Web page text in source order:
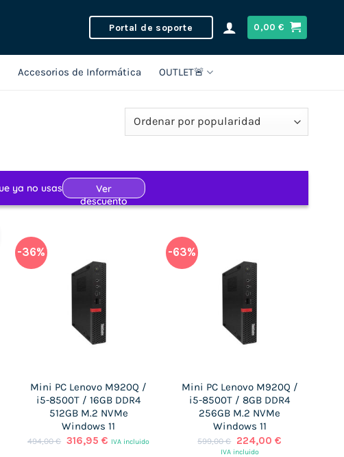
Portal de soporte 0,00€
Accesorios de Informática OUTLET🚨
-36%
Mini PC Lenovo M920Q /
i5-8500T / 16GB DDR4
512GB M.2 NVMe
Windows 11
494,00€ El
316,95 €ElIVA incluido
-63%
Mini PC Lenovo M920Q /
i5-8500T / 8GB DDR4
256GB M.2 NVMe
Windows 11
599,00€
El
precio
224,00€
IVA incluido